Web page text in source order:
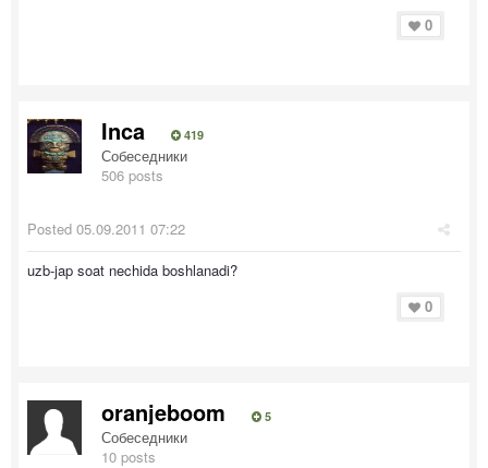
0
Inca 419
Собеседники
506 posts
Posted 05.09.2011 07:22
uzb-jap soat nechida boshlanadi?
0
oranjeboom 5
Собеседники
10 posts